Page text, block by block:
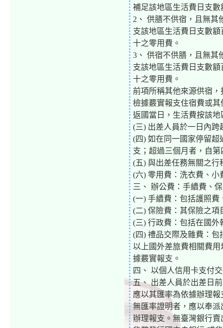
補足該地區生活費日支
2、 供膳不供宿，且無其
支該地區生活費日支數
十之零用費。
3、 供宿不供膳，且無其
支該地區生活費日支數
十之零用費。
前項所稱其他來源供宿
檢據覈實報支住宿費或
返國當日，生活費按該
(三) 出差人員於一日內
(四) 如在同一國家停留超
支；超過三個月者，自
(五) 與出差任務無關之
(六) 零用費：洗衣費、
三、 辦公費：手續費、
(一) 手續費：包括護照
(二) 保險費：其保險之
(三) 行政費：包括在國
(四) 禮品交際及雜費：
以上國外差旅費相關費
據覈實報支。
四、 以個人信用卡支付
五、 出差人員於出差日
應以其匯率為依據辦理報
無匯率證明者，應以奉
辦理報支。無臺灣銀行